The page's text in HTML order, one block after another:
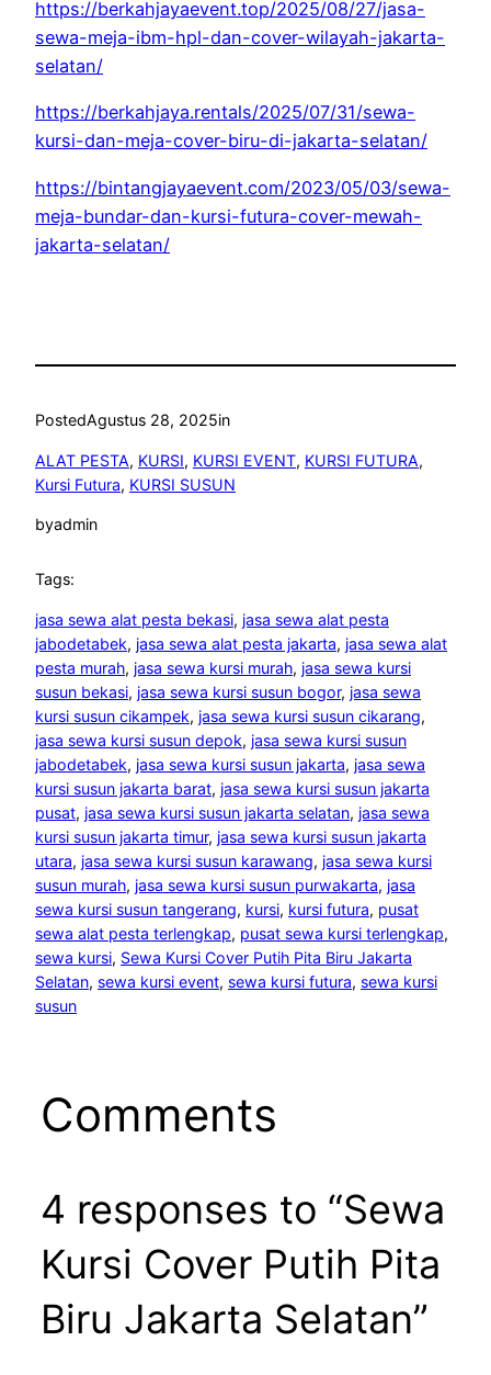
https://berkahjayaevent.top/2025/08/27/jasa-
sewa-meja-ibm-hpl-dan-cover-wilayah-jakarta-
selatan/
https://berkahjaya.rentals/2025/07/31/sewa-
kursi-dan-meja-cover-biru-di-jakarta-selatan/
https://bintangjayaevent.com/2023/05/03/sewa-
meja-bundar-dan-kursi-futura-cover-mewah-
jakarta-selatan/
PostedAgustus 28, 2025in
ALAT PESTA, KURSI, KURSI EVENT, KURSI FUTURA
Kursi Futura, KURSI SUSUN
byadmin
Tags:
jasa sewa alat pesta bekasi, jasa sewa alat pesta
jabodetabek, jasa sewa alat pesta jakarta, jasa sewa alat
pesta murah, jasa sewa kursi murah, jasa sewa kursi
susun bekasi, jasa sewa kursi susun bogor, jasa sewa
kursi susun cikampek, jasa sewa kursi susun cikarang
jasa sewa kursi susun depok, jasa sewa kursi susun
jabodetabek, jasa sewa kursi susun jakarta, jasa sewa
kursi susun jakarta barat, jasa sewa kursi susun jakarta
pusat, jasa sewa kursi susun jakarta selatan, jasa sewa
kursi susun jakarta timur, jasa sewa kursi susun jakarta
utara, jasa sewa kursi susun karawang, jasa sewa kursi
susun murah, jasa sewa kursi susun purwakarta, jasa
sewa kursi susun tangerang, kursi, kursi futura, pusat
sewa alat pesta terlengkap, pusat sewa kursi terlengkap
sewa kursi, Sewa Kursi Cover Putih Pita Biru Jakarta
Selatan, sewa kursi event, sewa kursi futura, sewa kursi
susun
Comments
4 responses to “Sewa
Kursi Cover Putih Pita
Biru Jakarta Selatan”